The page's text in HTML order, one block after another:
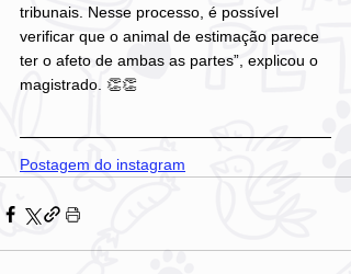
tribunais. Nesse processo, é possível
verificar que o animal de estimação parece
ter o afeto de ambas as partes”, explicou o
magistrado. 👏👏
Postagem do instagram